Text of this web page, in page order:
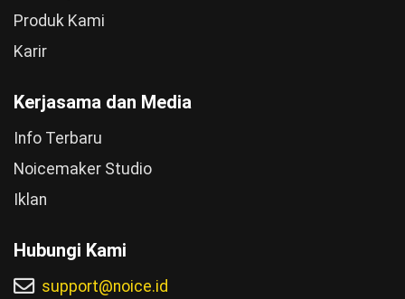
Produk Kami
Karir
Kerjasama dan Media
Info Terbaru
Noicemaker Studio
Iklan
Hubungi Kami
support@noice.id